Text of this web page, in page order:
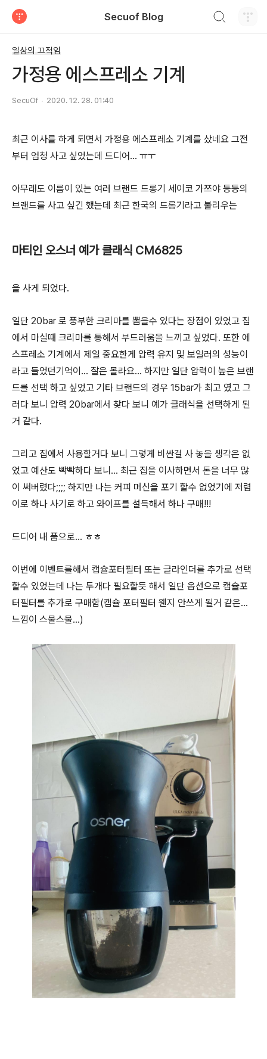
Secuof Blog
일상의 끄적임
가정용 에스프레소 기계
SecuOf 2020. 12. 28. 01:40
최근 이사를 하게 되면서 가정용 에스프레소 기계를 샀네요 그전
부터 엄청 사고 싶었는데 드디어... ㅠㅜ
아무래도 이름이 있는 여러 브랜드 드롱기 세이코 가쯔야 등등의
브랜드를 사고 싶긴 했는데 최근 한국의 드롱기라고 불리우는
마티인 오스너 예가 클래식 CM6825
을 사게 되었다.
일단 20bar 로 풍부한 크리마를 뽑을수 있다는 장점이 있었고 집
에서 마실때 크리마를 통해서 부드러움을 느끼고 싶었다. 또한 에
스프레소 기계에서 제일 중요한게 압력 유지 및 보일러의 성능이
라고 들었던기억이... 잘은 몰라요... 하지만 일단 압력이 높은 브랜
드를 선택 하고 싶었고 기타 브랜드의 경우 15bar가 최고 였고 그
러다 보니 압력 20bar에서 찾다 보니 예가 클래식을 선택하게 된
거 같다.
그리고 집에서 사용할거다 보니 그렇게 비싼걸 사 놓을 생각은 없
었고 예산도 빡빡하다 보니... 최근 집을 이사하면서 돈을 너무 많
이 써버렸다;;;; 하지만 나는 커피 머신을 포기 할수 없었기에 저렴
이로 하나 사기로 하고 와이프를 설득해서 하나 구매!!!
드디어 내 품으로... ㅎㅎ
이번에 이벤트를해서 캡슐포터필터 또는 글라인더를 추가로 선택
할수 있었는데 나는 두개다 필요할듯 해서 일단 옵션으로 캡슐포
터필터를 추가로 구매함(캡슐 포터필터 웬지 안쓰게 될거 같은...
느낌이 스물스물...)